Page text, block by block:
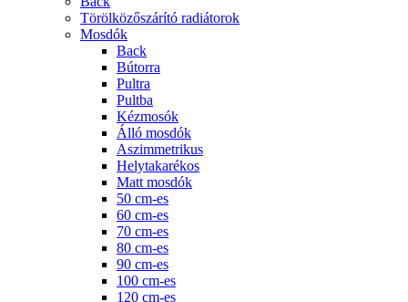
Törölközőszárító radiátorok
Mosdók
Back
Bútorra
Pultra
Pultba
Kézmosók
Álló mosdók
Aszimmetrikus
Helytakarékos
Matt mosdók
50 cm-es
60 cm-es
70 cm-es
80 cm-es
90 cm-es
100 cm-es
120 cm-es